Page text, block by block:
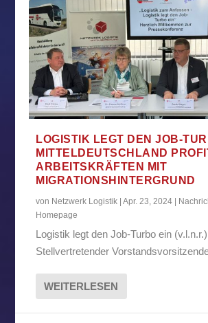
LOGISTIK LEGT DEN JOB-
MITTELDEUTSCHLAND
ARBEITSKRÄFTEN MIT
MIGRATIONSHINTERGRUND
von Netzwerk Logistik |Apr. 23, 2024
Homepage
Logistik legt den Job-Turbo ein
Stellvertretender
WEITERLESEN